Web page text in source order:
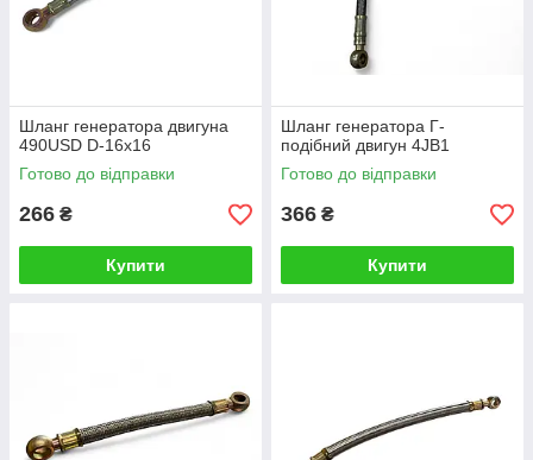
Шланг генератора двигуна
490USD D-16x16
Готово до відправки
266 ₴
Купити
Шланг генератора Г-
подібний двигун 4JB1
Готово до відправки
366 ₴
Купити